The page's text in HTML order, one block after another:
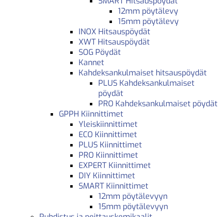
12mm pöytälevy
15mm pöytälevy
INOX Hitsauspöydät
XWT Hitsauspöydät
SOG Pöydät
Kannet
Kahdeksankulmaiset hitsauspöydät
PLUS Kahdeksankulmaiset
pöydät
PRO Kahdeksankulmaiset pöydät
GPPH Kiinnittimet
Yleiskiinnittimet
ECO Kiinnittimet
PLUS Kiinnittimet
PRO Kiinnittimet
EXPERT Kiinnittimet
DIY Kiinnittimet
SMART Kiinnittimet
12mm pöytälevyyn
15mm pöytälevyyn